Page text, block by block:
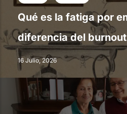
Qué es la fatiga por
diferencia del burnout
16 Julio, 2026